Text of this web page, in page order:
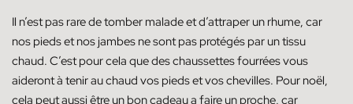
Il n’est pas rare de tomber malade et d’attraper un rhume, car
nos pieds et nos jambes ne sont pas protégés par un tissu
chaud. C’est pour cela que des chaussettes fourrées vous
aideront à tenir au chaud vos pieds et vos chevilles. Pour noël,
cela peut aussi être un bon cadeau a faire un proche, car